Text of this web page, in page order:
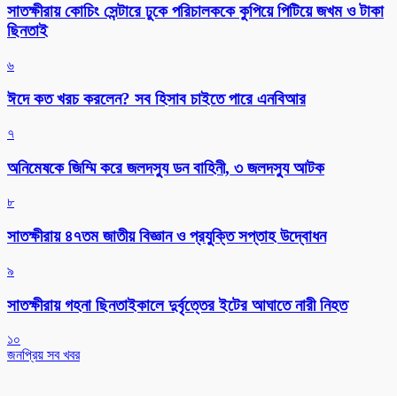
সাতক্ষীরায় কোচিং সেন্টারে ঢুকে পরিচালককে কুপিয়ে পিটিয়ে জখম ও টাকা
ছিনতাই
৬
ঈদে কত খরচ করলেন? সব হিসাব চাইতে পারে এনবিআর
৭
অনিমেষকে জিম্মি করে জলদস্যু ডন বাহিনী, ৩ জলদস্যু আটক
৮
সাতক্ষীরায় ৪৭তম জাতীয় বিজ্ঞান ও প্রযুক্তি সপ্তাহ উদ্বোধন
৯
সাতক্ষীরায় গহনা ছিনতাইকালে দুর্বৃত্তের ইটের আঘাতে নারী নিহত
১০
জনপ্রিয় সব খবর